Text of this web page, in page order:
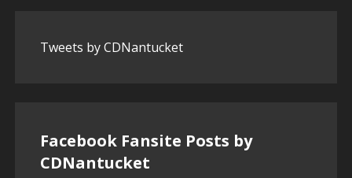
Tweets by CDNantucket
Facebook Fansite Posts by
‎CDNantucket